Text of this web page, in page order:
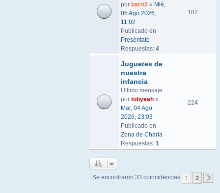
por barri3 « Mié,
05 Ago 2026,
11:02
Publicado en
Preséntate
Respuestas: 4
182
Juguetes de
nuestra
infancia
Último mensaje
por totiyeah «
Mar, 04 Ago
2026, 23:03
Publicado en
Zona de Charla
Respuestas: 1
224
Se encontraron 33 coincidencias 1 2